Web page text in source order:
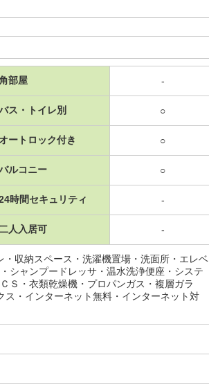
部屋 -
ス・トイレ別 ○
ートロック付き ○
ルコニー ○
時間セキュリティ -
人入居可 -
収納スペース・洗濯機置場・洗面所・エレベ
シャンプードレッサ・温水洗浄便座・システ
Ｓ・衣類乾燥機・プロパンガス・複層ガラ
・インターネット無料・インターネット対